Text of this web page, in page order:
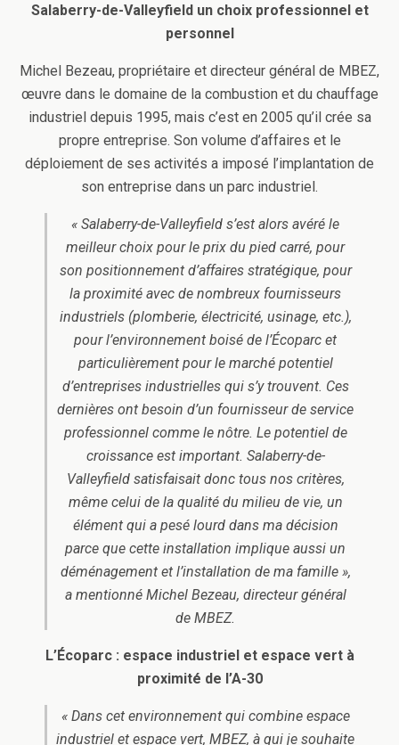
Salaberry-de-Valleyfield un choix professionnel et
personnel
Michel Bezeau, propriétaire et directeur général de MBEZ,
œuvre dans le domaine de la combustion et du chauffage
industriel depuis 1995, mais c’est en 2005 qu’il crée sa
propre entreprise. Son volume d’affaires et le
déploiement de ses activités a imposé l’implantation de
son entreprise dans un parc industriel.
« Salaberry-de-Valleyfield s’est alors avéré le
meilleur choix pour le prix du pied carré, pour
son positionnement d’affaires stratégique, pour
la proximité avec de nombreux fournisseurs
industriels (plomberie, électricité, usinage, etc.),
pour l’environnement boisé de l’Écoparc et
particulièrement pour le marché potentiel
d’entreprises industrielles qui s’y trouvent. Ces
dernières ont besoin d’un fournisseur de service
professionnel comme le nôtre. Le potentiel de
croissance est important. Salaberry-de-
Valleyfield satisfaisait donc tous nos critères,
même celui de la qualité du milieu de vie, un
élément qui a pesé lourd dans ma décision
parce que cette installation implique aussi un
déménagement et l’installation de ma famille »,
a mentionné Michel Bezeau, directeur général
de MBEZ.
L’Écoparc : espace industriel et espace vert à
proximité de l’A-30
« Dans cet environnement qui combine espace
industriel et espace vert, MBEZ, à qui je souhaite